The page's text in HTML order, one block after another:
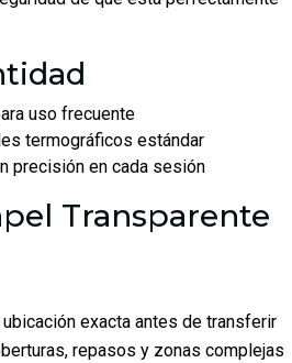
uso frecuente
termográficos estándar
precisión en cada sesión
Transparente
exacta antes de transferir
repasos y zonas complejas